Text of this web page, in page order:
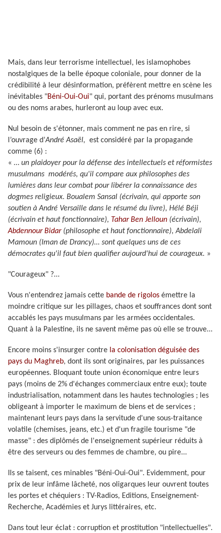
Mais, dans leur terrorisme intellectuel, les islamophobes
nostalgiques de la belle époque coloniale, pour donner de la
crédibilité à leur désinformation, préfèrent mettre en scène les
inévitables "Béni-Oui-Oui" qui, portant des prénoms musulmans
ou des noms arabes, hurleront au loup avec eux.
Nul besoin de s'étonner, mais comment ne pas en rire, si
l’ouvrage d’André Asaël, est considéré par la propagande
comme (6) :
« … un plaidoyer pour la défense des intellectuels et réformistes
musulmans modérés, qu'il compare aux philosophes des
lumières dans leur combat pour libérer la connaissance des
dogmes religieux. Boualem Sansal (écrivain, qui apporte son
soutien à André Versaille dans le résumé du livre), Hélé Béji
(écrivain et haut fonctionnaire), Tahar Ben Jelloun (écrivain),
Abdennour Bidar(philosophe et haut fonctionnaire), Abdelali
Mamoun (Iman de Drancy)… sont quelques uns de ces
démocrates qu'il faut bien qualifier aujourd'hui de courageux. »
"Courageux" ?...
Vous n'entendrez jamais cette bande de rigolos émettre la
moindre critique sur les pillages, chaos et souffrances dont sont
accablés les pays musulmans par les armées occidentales.
Quant à la Palestine, ils ne savent même pas où elle se trouve...
Encore moins s'insurger contre la colonisation déguisée des
pays du Maghreb, dont ils sont originaires, par les puissances
européennes. Bloquant toute union économique entre leurs
pays (moins de 2% d'échanges commerciaux entre eux); toute
industrialisation, notamment dans les hautes technologies ; les
obligeant à importer le maximum de biens et de services ;
maintenant leurs pays dans la servitude d'une sous-traitance
volatile (chemises, jeans, etc.) et d'un fragile tourisme "de
masse" : des diplômés de l'enseignement supérieur réduits à
être des serveurs ou des femmes de chambre, ou pire...
Ils se taisent, ces minables "Béni-Oui-Oui". Evidemment, pour
prix de leur infâme lâcheté, nos oligarques leur ouvrent toutes
les portes et chéquiers : TV-Radios, Editions, Enseignement-
Recherche, Académies et Jurys littéraires, etc.
Dans tout leur éclat : corruption et prostitution "intellectuelles".